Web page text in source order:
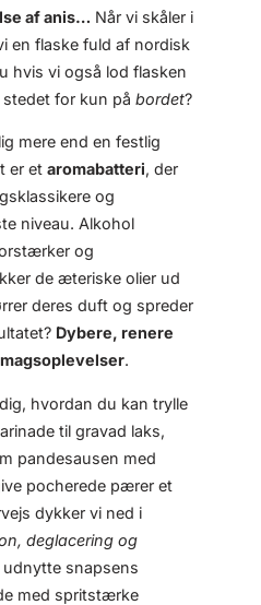
af anis… Når vi skåler i
en flaske fuld af nordisk
hvis vi også lod flasken
stedet for kun på bordet?
mere end en festlig
er et aromabatteri, der
og
niveau. Alkohol
og
de æteriske olier ud
deres duft og spreder
Dybere, renere
.
hvordan du kan trylle
til gravad laks,
pande­sausen med
pocherede pærer et
dykker vi ned i
deglacering og
udnytte snapsens
med spritstærke